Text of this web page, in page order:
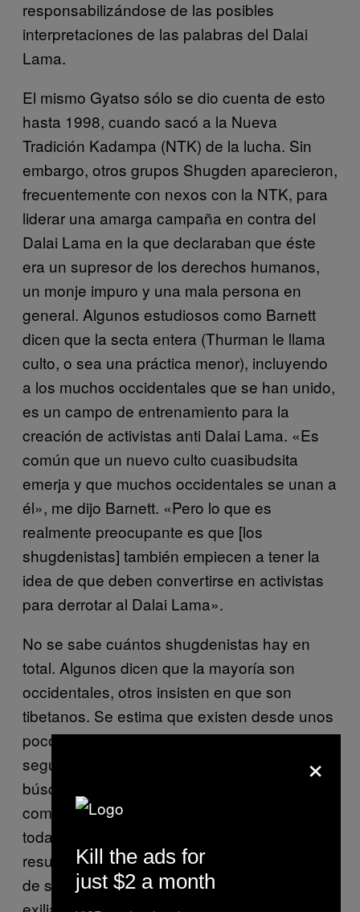
responsabilizándose de las posibles
interpretaciones de las palabras del Dalai
Lama.
El mismo Gyatso sólo se dio cuenta de esto
hasta 1998, cuando sacó a la Nueva
Tradición Kadampa (NTK) de la lucha. Sin
embargo, otros grupos Shugden aparecieron,
frecuentemente con nexos con la NTK, para
liderar una amarga campaña en contra del
Dalai Lama en la que declaraban que éste
era un supresor de los derechos humanos,
un monje impuro y una mala persona en
general. Algunos estudiosos como Barnett
dicen que la secta entera (Thurman le llama
culto, o sea una práctica menor), incluyendo
a los muchos occidentales que se han unido,
es un campo de entrenamiento para la
creación de activistas anti Dalai Lama. «Es
común que un nuevo culto cuasibudsita
emerja y que muchos occidentales se unan a
él», me dijo Barnett. «Pero lo que es
realmente preocupante es que [los
shugdenistas] también empiecen a tener la
idea de que deben convertirse en activistas
para derrotar al Dalai Lama».
No se sabe cuántos shugdenistas hay en
total. Algunos dicen que la mayoría son
occidentales, otros insisten en que son
tibetanos. Se estima que existen desde unos
pocos miles hasta más de un millón de
seguidores en todo el mundo. En mi
búsqueda para rastrear todas las
comunidades Shugden en Dharamsala,
todas mis visitas, llamadas y entrevistas
resultaron en vano. Esto no hablaba mucho
de su prominencia dentro de la comunidad
×
Kill the ads for
just $2 a month